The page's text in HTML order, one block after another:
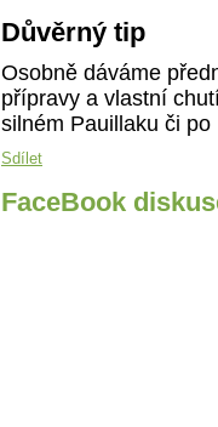
Důvěrný tip
Osobně dáváme
přípravy a vlastní
silném Pauillaku či
Sdílet
FaceBook